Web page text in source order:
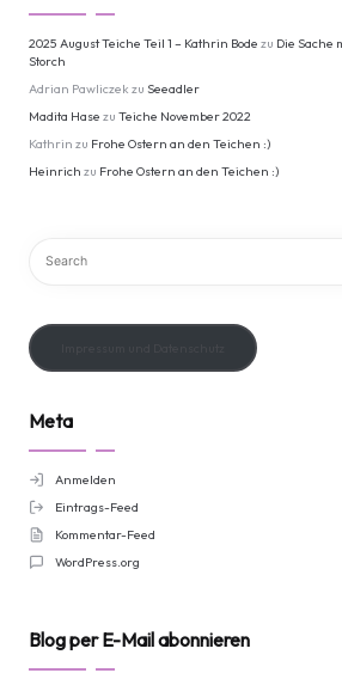
2025 August Teiche Teil 1 – Kathrin Bode zu Die Sache
Storch
Adrian Pawliczek zu Seeadler
Madita Hase zu Teiche November 2022
Kathrin zu Frohe Ostern an den Teichen :)
Heinrich zu Frohe Ostern an den Teichen :)
Meta
Anmelden
Eintrags-Feed
Kommentar-Feed
WordPress.org
Blog per E-Mail abonnieren